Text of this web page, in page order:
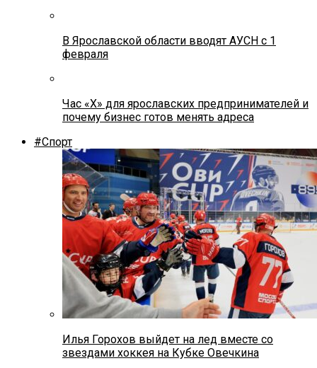
В Ярославской области вводят АУСН с 1
февраля
Час «Х» для ярославских предпринимателей и
почему бизнес готов менять адреса
#Спорт
Илья Горохов выйдет на лед вместе со
звездами хоккея на Кубке Овечкина